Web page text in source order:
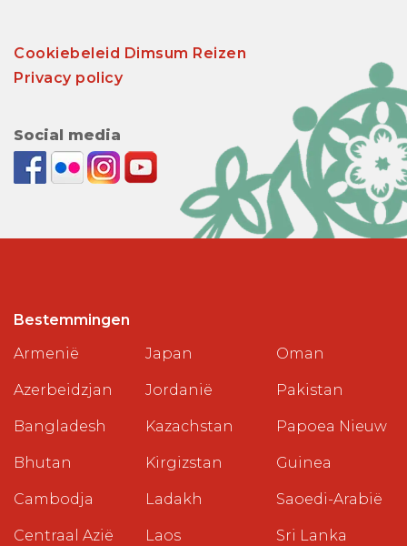
Cookiebeleid Dimsum Reizen
Privacy policy
Social media
Bestemmingen
Armenië
Azerbeidzjan
Bangladesh
Bhutan
Cambodja
Centraal Azië
Japan
Jordanië
Kazachstan
Kirgizstan
Ladakh
Laos
Oman
Pakistan
Papoea Nieuw
Guinea
Saoedi-Arabië
Sri Lanka